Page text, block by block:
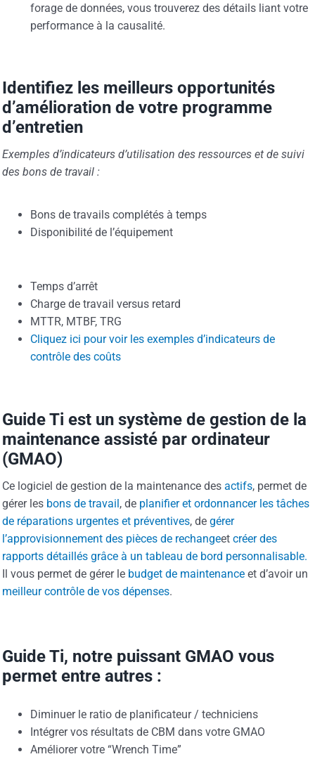
forage de données, vous trouverez des détails liant votre
performance à la causalité.
Identifiez les meilleurs opportunités
d’amélioration de votre programme
d’entretien
Exemples d’indicateurs d’utilisation des ressources et de suivi
des bons de travail :
Bons de travails complétés à temps
Disponibilité de l’équipement
Temps d’arrêt
Charge de travail versus retard
MTTR, MTBF, TRG
Cliquez ici pour voir les exemples d’indicateurs de
contrôle des coûts
Guide Ti est un système de gestion de la
maintenance assisté par ordinateur
(GMAO)
Ce logiciel de gestion de la maintenance des actifs, permet de
gérer les bons de travail, de planifier et ordonnancer les tâches
de réparations urgentes et préventives, de gérer
l’approvisionnement des pièces de rechangeet créer des
rapports détaillés grâce à un tableau de bord personnalisable.
Il vous permet de gérer lebudget de maintenanceet d’avoir un
meilleur contrôle de vos dépenses.
Guide Ti, notre puissant GMAO vous
permet entre autres :
Diminuer le ratio de planificateur / techniciens
Intégrer vos résultats de CBM dans votre GMAO
Améliorer votre “Wrench Time”